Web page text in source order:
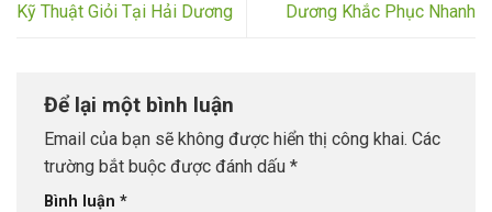
Kỹ Thuật Giỏi Tại Hải Dương
Dương Khắc Phục Nhanh
Để lại một bình luận
Email của bạn sẽ không được hiển thị công khai. Các
trường bắt buộc được đánh dấu *
Bình luận *